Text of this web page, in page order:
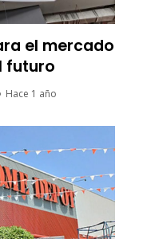
el mercado
futuro
Hace 1 año